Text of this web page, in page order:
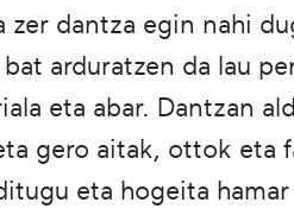
dantza egin nahi
arduratzen da lau
eta abar. Dantzan
gero aitak, ottok eta
eta hogeita